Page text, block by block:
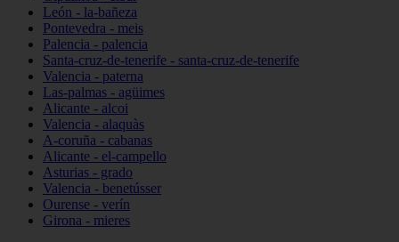
León - la-bañeza
Pontevedra - meis
Palencia - palencia
Santa-cruz-de-tenerife - santa-cruz-de-tenerife
Valencia - paterna
Las-palmas - agüimes
Alicante - alcoi
Valencia - alaquàs
A-coruña - cabanas
Alicante - el-campello
Asturias - grado
Valencia - benetússer
Ourense - verín
Girona - mieres